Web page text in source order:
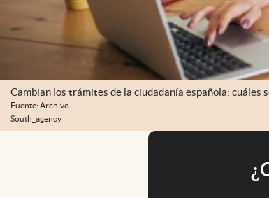
Cambian los trámites de la ciudadanía española: cuáles
Fuente: Archivo
South_agency